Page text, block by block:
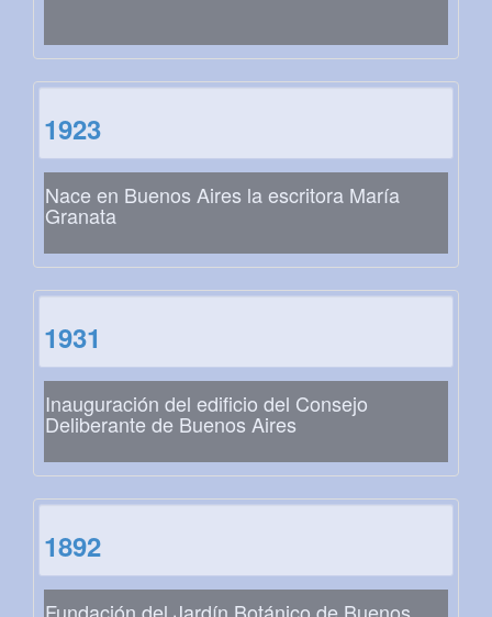
1923
Nace en Buenos Aires la escritora María
Granata
1931
Inauguración del edificio del Consejo
Deliberante de Buenos Aires
1892